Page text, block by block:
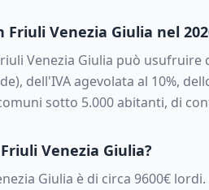
Friuli Venezia Giulia nel
Venezia Giulia può usufruire
dell'IVA agevolata al 10%,
sotto 5.000 abitanti, di
Friuli Venezia Giulia?
Giulia è di circa 9600€ lordi.